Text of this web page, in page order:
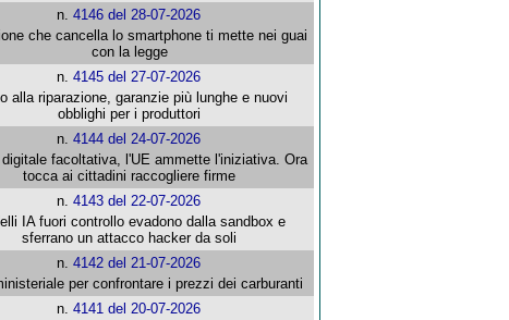
n.4146 del 28-07-2026
che cancella lo smartphone ti mette nei guai
con la legge
n.4145 del 27-07-2026
alla riparazione, garanzie più lunghe e nuovi
obblighi per i produttori
n.4144 del 24-07-2026
digitale facoltativa, l'UE ammette l'iniziativa. Ora
tocca ai cittadini raccogliere firme
n.4143 del 22-07-2026
IA fuori controllo evadono dalla sandbox e
sferrano un attacco hacker da soli
n.4142 del 21-07-2026
per confrontare i prezzi dei carburanti
n.4141 del 20-07-2026